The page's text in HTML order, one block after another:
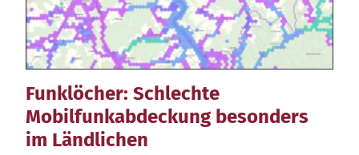
Funklöcher: Schlechte
Mobilfunkabdeckung besonders
im Ländlichen